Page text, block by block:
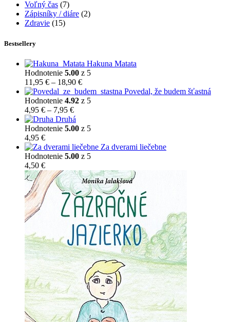
Voľný čas (7)
Zápisníky / diáre (2)
Zdravie (15)
Bestsellery
Hakuna Matata
Hodnotenie 5.00 z 5
11,95 € – 18,90 €Price
range:
11,95 €
Povedal, že budem šťastná
Hodnotenie 4.92 z 5
4,95 € – 7,95 €Price
range:
4,95 €
7,95 €
Druhá
Hodnotenie 5.00 z 5
4,95 €
Za dverami liečebne
Hodnotenie 5.00 z 5
4,50 €